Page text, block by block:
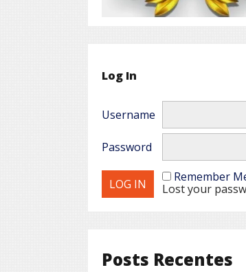
Log In
Username
Password
Remember
Lost your
Posts Recentes